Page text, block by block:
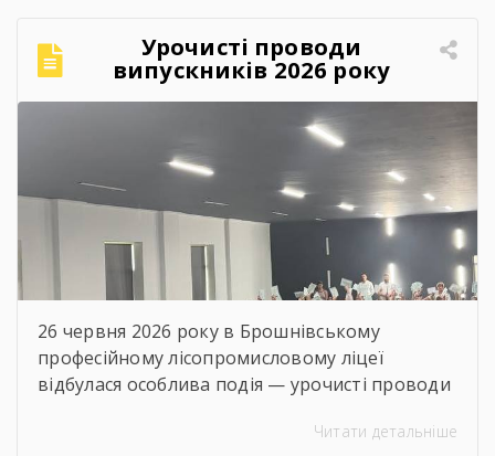
можуть пройти оцінювання та отримати
державне визнання своєї кваліфікації без
Урочисті проводи
випускників 2026 року
26 червня 2026 року в Брошнівському
професійному лісопромисловому ліцеї
відбулася особлива подія — урочисті проводи
історії ліцею завершилася, а для нашихЧитати детальніше